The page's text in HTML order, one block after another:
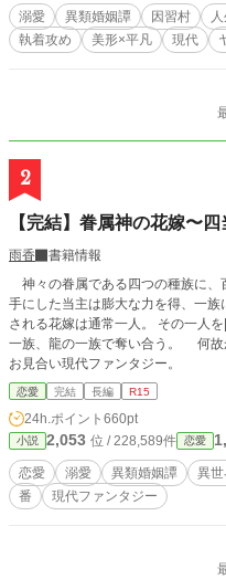
められる存在だと知り……。 汚れた過去を持つ千隼がはじめて掴んだ本物の
恋、閉ざされた離島の土着信仰の狂
妙な因習に囚われていく。 溺愛執着年下攻め(神)×元ビッチ受け ※作中で浮気描
神、花嫁として扱われる場面がある
溺愛 異類婚姻譚 因習村
執着攻め
美形×平凡 現代
2
【完結】眷属神の花嫁〜
雨香
書籍情報
神々の眷属である四つの種族に、百
手にした当主は膨大な力を得、一族には繁栄
される花嫁は通常一人。 その一人
一族、龍の一族で奪い合う。 何故か二人も選ばれてしまった花嫁をめぐる、
お見合い現代ファンタジー。
恋愛 完結 長編 R15
24h.ポイント 660pt
小説 2,053 位 / 228,589件 恋愛
恋愛 溺愛 異類婚姻譚 異世
番
現代ファンタジー